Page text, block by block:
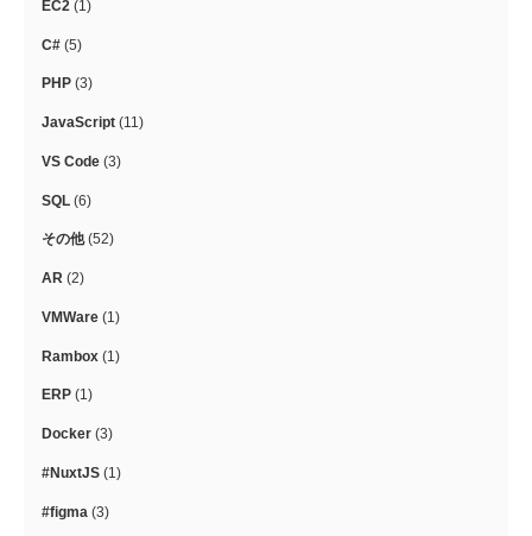
EC2 (1)
C# (5)
PHP (3)
JavaScript (11)
VS Code (3)
SQL (6)
その他(52)
AR (2)
VMWare (1)
Rambox (1)
ERP (1)
Docker (3)
#NuxtJS (1)
#figma (3)